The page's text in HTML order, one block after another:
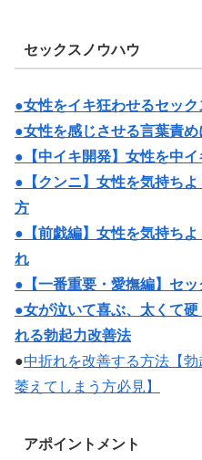
セックスノウハウ
●女性をイキ狂わせるセック
●女性を感じさせる言葉責め
●【中イキ開発】女性を中
●【クンニ】女性を気持ち
方
●【前戯編】女性を気持ち
れ
●【一番重要・愛撫編】セ
●女が泣いて喜ぶ、太くて
れる勃起力改善法
●中折れを改善する方法【
萎えてしまう方必見】
アポイントメント